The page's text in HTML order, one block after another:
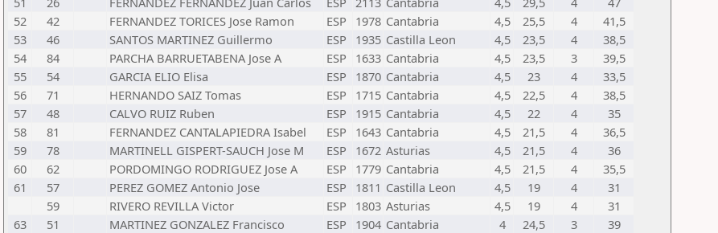
52
42 FERNANDEZ TORICES Jose Ramon ESP 1978 Cantabria 4,5 25,5 4
41,5
53
46 SANTOS MARTINEZ Guillermo ESP 1935 Castilla Leon 4,5 23,5 4
38,5
54
84 PARCHA BARRUETABENA Jose A ESP 1633 Cantabria 4,5 23,5 3
39,5
55
54 GARCIA ELIO Elisa ESP 1870 Cantabria 4,5 23 4
33,5
56
71 HERNANDO SAIZ Tomas ESP 1715 Cantabria 4,5 22,5 4
38,5
57
48 CALVO RUIZ Ruben ESP 1915 Cantabria 4,5 22 4
35
58
81 FERNANDEZ CANTALAPIEDRA Isabel ESP 1643 Cantabria 4,5 21,5 4
36,5
59
78 MARTINELL GISPERT-SAUCH Jose M ESP 1672 Asturias 4,5 21,5 4
36
60
62 PORDOMINGO RODRIGUEZ Jose A ESP 1779 Cantabria 4,5 21,5 4
35,5
61
57 PEREZ GOMEZ Antonio Jose ESP 1811 Castilla Leon 4,5 19 4
31
59
RIVERO REVILLA Victor ESP 1803 Asturias 4,5 19 4
31
63
51 MARTINEZ GONZALEZ Francisco ESP 1904 Cantabria 4 24,5 3
39